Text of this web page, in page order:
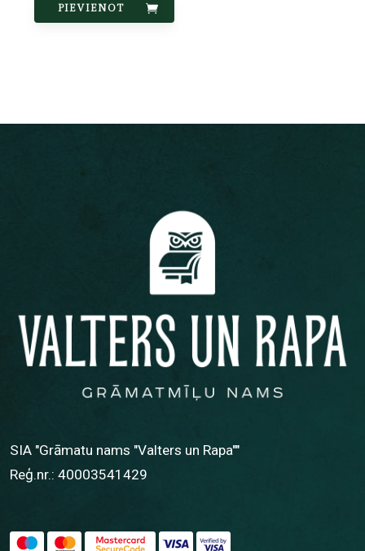
PIEVIENOT
SIA "Grāmatu nams "Valters un Rapa""
Reģ.nr.: 40003541429